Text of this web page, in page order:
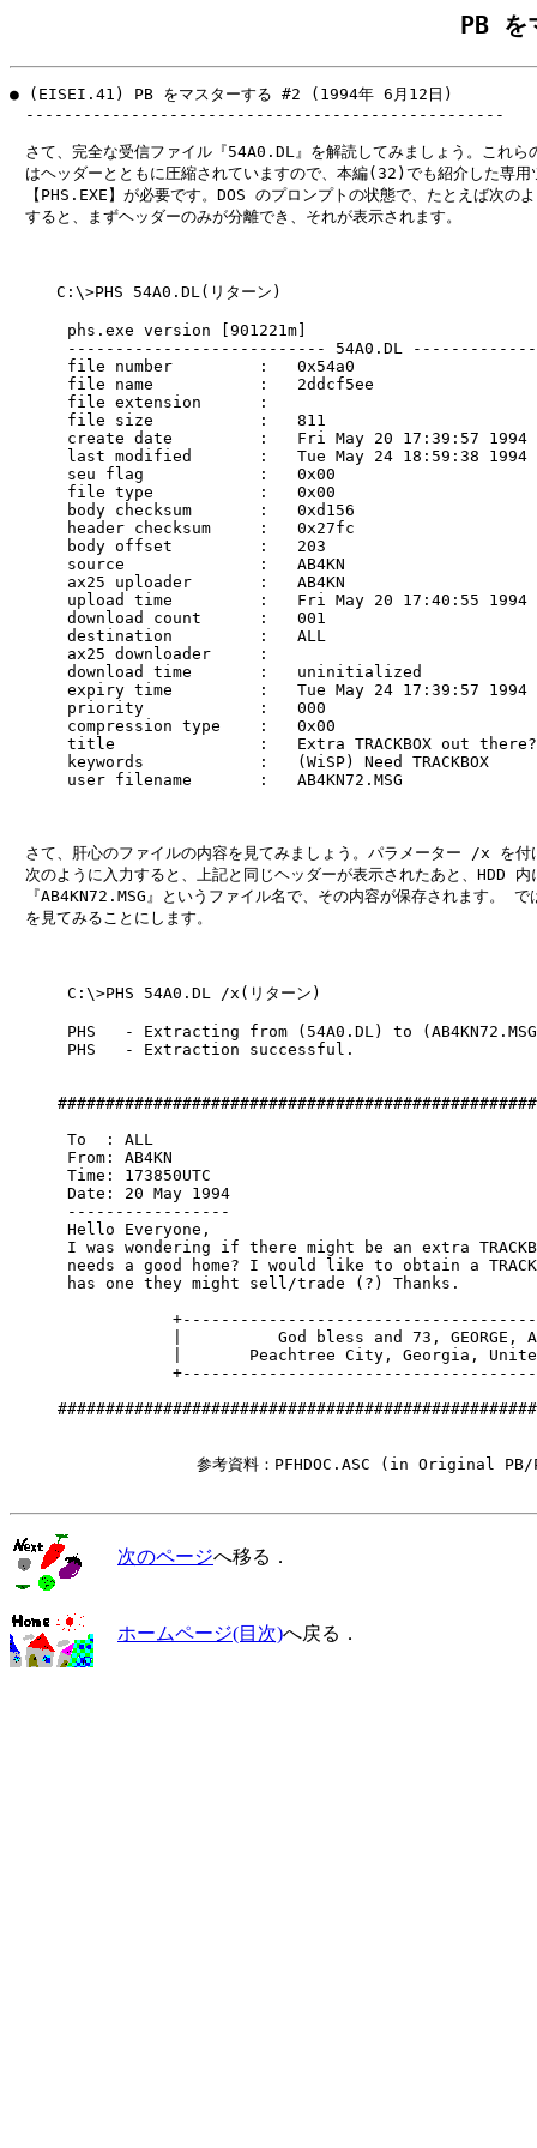
PB を
● (EISEI.41) PB をマスターする #2 (1994年 6月12日)
--------------------------------------------------
さて、完全な受信ファイル『54A0.DL』を解読してみましょう。これら
はヘッダーとともに圧縮されていますので、本編(32)でも紹介した専用
【PHS.EXE】が必要です。DOS のプロンプトの状態で、たとえば次の
すると、まずヘッダーのみが分離でき、それが表示されます。
C:\>PHS 54A0.DL(リターン)
      phs.exe version [901221m]
--------------------------- 54A0.DL
      file number         :   0x54a0
      file name           :   2ddcf5ee
      file extension      :
      file size           :   811
      create date         :   Fri May 20 17:39:57 1994
      last modified       :   Tue May 24 18:59:38 1994
      seu flag            :   0x00
      file type           :   0x00
      body checksum       :   0xd156
      header checksum     :   0x27fc
      body offset         :   203
      source              :   AB4KN
      ax25 uploader       :   AB4KN
      upload time         :   Fri May 20 17:40:55 1994
      download count      :   001
      destination         :   ALL
      ax25 downloader     :
      download time       :   uninitialized
      expiry time         :   Tue May 24 17:39:57 1994
      priority            :   000
      compression type    :   0x00
      title               :   Extra TRACKBOX out there?
      keywords            :   (WiSP) Need TRACKBOX
      user filename       :   AB4KN72.MSG
さて、肝心のファイルの内容を見てみましょう。パラメーター /x を付
次のように入力すると、上記と同じヘッダーが表示されたあと、HDD 内
『AB4KN72.MSG』というファイル名で、その内容が保存されます。 で
を見てみることにします。
      C:\>PHS 54A0.DL /x(リターン)
PHS   - Extracting from (54A0.DL) to
      PHS   - Extraction successful.
      To  : ALL
      From: AB4KN
      Time: 173850UTC
      Date: 20 May 1994
      -----------------
      Hello Everyone,
I was wondering if there might be an extra
needs a good home? I would like to obtain a
      has one they might sell/trade (?) Thanks.
|          God bless and 73, GEORGE,
|       Peachtree City, Georgia,
参考資料：PFHDOC.ASC (in Original PB/
次のページへ移る．
ホームページ(目次)へ戻る．